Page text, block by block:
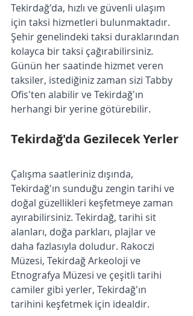
Tekirdağ'da, hızlı ve güvenli ulaşım
için taksi hizmetleri bulunmaktadır.
Şehir genelindeki taksi duraklarından
kolayca bir taksi çağırabilirsiniz.
Günün her saatinde hizmet veren
taksiler, istediğiniz zaman sizi Tabby
Ofis'ten alabilir ve Tekirdağ'ın
herhangi bir yerine götürebilir.
Tekirdağ'da Gezilecek Yerler
Çalışma saatleriniz dışında,
Tekirdağ'ın sunduğu zengin tarihi ve
doğal güzellikleri keşfetmeye zaman
ayırabilirsiniz. Tekirdağ, tarihi sit
alanları, doğa parkları, plajlar ve
daha fazlasıyla doludur. Rakoczi
Müzesi, Tekirdağ Arkeoloji ve
Etnografya Müzesi ve çeşitli tarihi
camiler gibi yerler, Tekirdağ'ın
tarihini keşfetmek için idealdir.